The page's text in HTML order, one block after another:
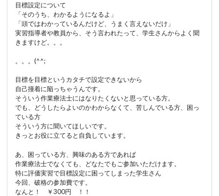
目標設定について
「そのうち、わかるようになるよ」
「頭ではわかっているんだけど、うまく言えないだけ」
実習指導者や教員から、そう言われたって、学生さんからよく聞
きますけど。。。
。。。(^^;
目標を目標というカタチで設定できないから
自己撞着に陥っちゃうんです。
そういう作業療法士にはなりたくないと思っている方。
でも、どうしたらよいのかわからなくて、苦しんでいる方、困っ
ている方
そういう方に聞いてほしいです。
きっとお役に立てると自負しています。
あ、困っている方、興味のある方であれば
作業療法士でなくても、どなたでもご参加いただけます。
特に評価実習で目標設定に困ってしまった学生さん
今回、破格の参加費です。
なんと！ ￥300円 ！！